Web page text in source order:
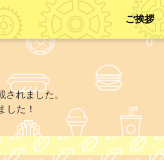
ご挨拶
れました。
た！